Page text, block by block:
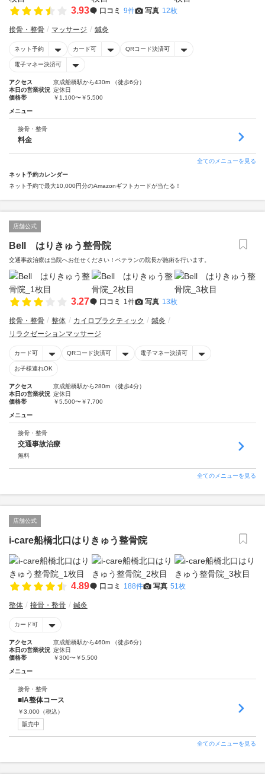
3.93 口コミ 9件 写真 12枚
接骨・整骨 マッサージ 鍼灸
ネット予約 カード可 QRコード決済可
電子マネー決済可
アクセス
京成船橋駅から430m （徒歩6分）
本日の営業状況 定休日
価格帯
￥1,100〜￥5,500
メニュー
接骨・整骨
料金
全てのメニューを見る
ネット予約カレンダー
ネット予約で最大10,000円分のAmazonギフトカードが当たる！
店舗公式
Bell はりきゅう整骨院
交通事故治療は当院へお任せください！ベテランの院長が施術を行います。
3.27 口コミ 1件 写真 13枚
接骨・整骨 整体 カイロプラクティック
鍼灸
リラクゼーションマッサージ
カード可 QRコード決済可 電子マネー決済可
お子様連れOK
アクセス
京成船橋駅から280m （徒歩4分）
本日の営業状況 定休日
価格帯
￥5,500〜￥7,700
メニュー
接骨・整骨
交通事故治療
無料
全てのメニューを見る
店舗公式
i-care船橋北口はりきゅう整骨院
4.89 口コミ 188件 写真 51枚
整体 接骨・整骨 鍼灸
カード可
アクセス
京成船橋駅から460m （徒歩6分）
本日の営業状況 定休日
価格帯
￥300〜￥5,500
メニュー
接骨・整骨
■IA整体コース
￥3,000 （税込）
販売中
全てのメニューを見る